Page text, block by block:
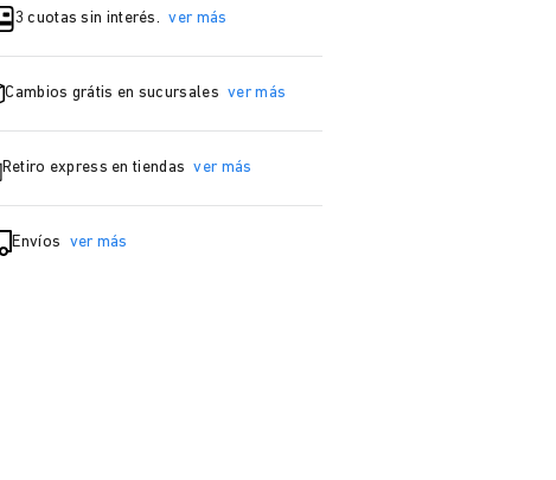
3 cuotas sin interés. ver más
Cambios grátis en sucursales ver más
Retiro express en tiendas ver más
Envíos ver más